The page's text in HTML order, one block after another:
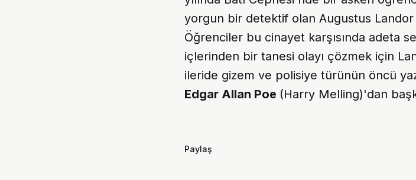
yorgun bir detektif olan Augustus Landor
Öğrenciler bu cinayet karşısında adeta
içlerinden bir tanesi olayı çözmek için
ileride gizem ve polisiye türünün öncü
Edgar Allan Poe (Harry Melling)'dan
Paylaş